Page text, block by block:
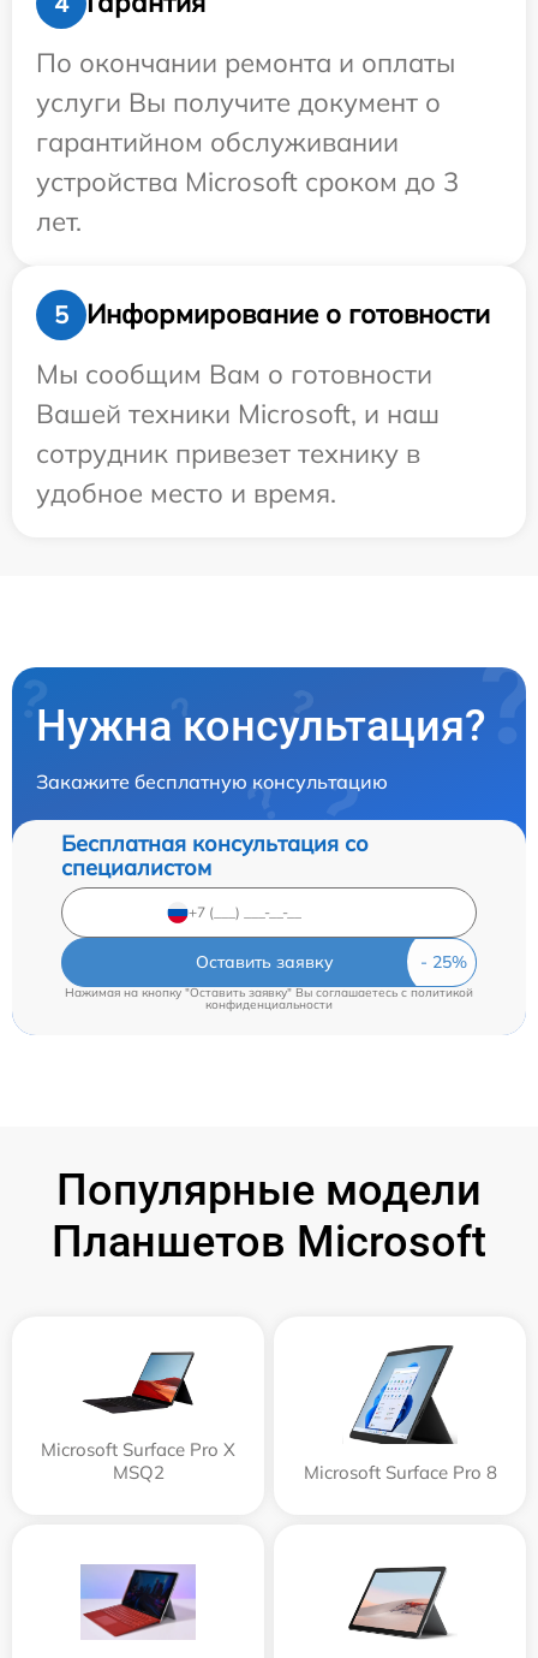
По окончании ремонта и оплаты
услуги Вы получите документ о
гарантийном обслуживании
устройства Microsoft сроком до 3
лет.
5
Информирование о готовности
Мы сообщим Вам о готовности
Вашей техники Microsoft, и наш
сотрудник привезет технику в
удобное место и время.
Нужна консультация?
Закажите бесплатную консультацию
Бесплатная консультация со
специалистом
Оставить заявку
Нажимая на кнопку "Оставить заявку" Вы соглашаетесь cполитикой
конфиденциальности
Популярные модели
Планшетов Microsoft
Microsoft Surface Pro X
MSQ2
Microsoft Surface Pro 8